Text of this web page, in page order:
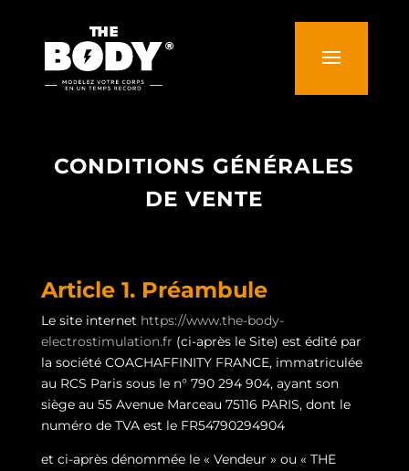
CONDITIONS GÉNÉRALES
DE VENTE
Article 1. Préambule
Le site internet https://www.the-body-
electrostimulation.fr (ci-après le Site) est édité par
la société COACHAFFINITY FRANCE, immatriculée
au RCS Paris sous le n° 790 294 904, ayant son
siège au 55 Avenue Marceau 75116 PARIS, dont le
numéro de TVA est le FR54790294904
et ci-après dénommée le « Vendeur » ou « THE